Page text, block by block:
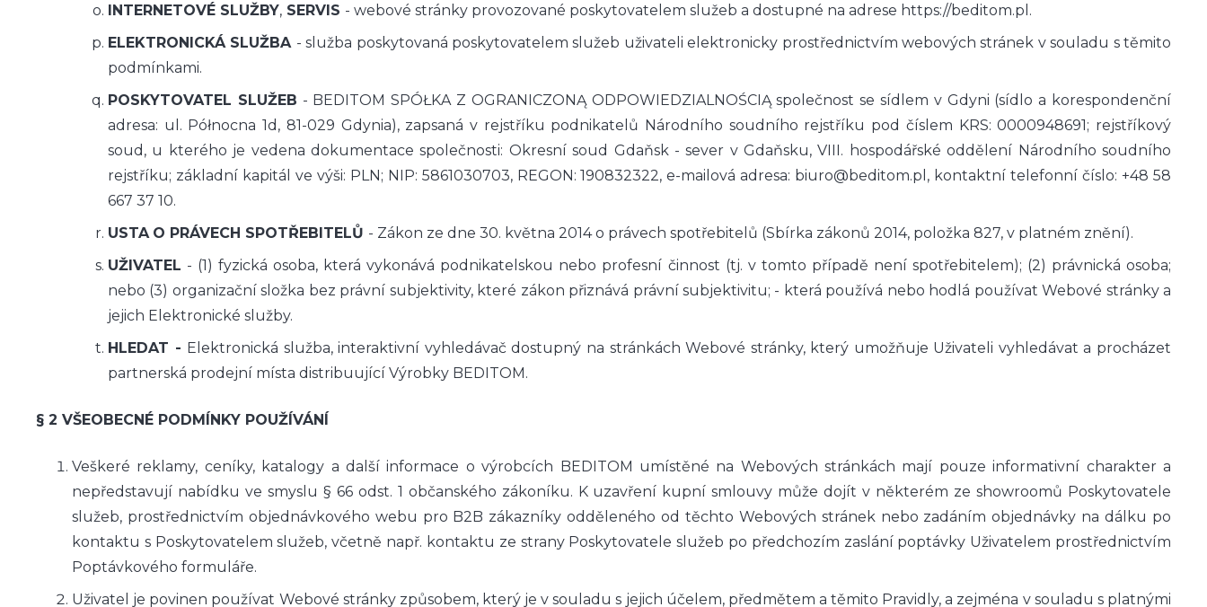
INTERNETOVÉ SLUŽBY, SERVIS - webové stránky provozované poskytovatelem služeb a dostupné na adrese https://beditom.pl.
ELEKTRONICKÁ SLUŽBA - služba poskytovaná poskytovatelem služeb uživateli elektronicky prostřednictvím webových stránek v souladu s těmito
podmínkami.
POSKYTOVATEL SLUŽEB - BEDITOM SPÓŁKA Z OGRANICZONĄ ODPOWIEDZIALNOŚCIĄ společnost se sídlem v Gdyni (sídlo a korespondenční
adresa: ul. Północna 1d, 81-029 Gdynia), zapsaná v rejstříku podnikatelů Národního soudního rejstříku pod číslem KRS: 0000948691; rejstříkový
soud, u kterého je vedena dokumentace společnosti: Okresní soud Gdaňsk - sever v Gdaňsku, VIII. hospodářské oddělení Národního soudního
rejstříku; základní kapitál ve výši: PLN; NIP: 5861030703, REGON: 190832322, e-mailová adresa: biuro@beditom.pl, kontaktní telefonní číslo: +48 58
667 37 10.
USTA O PRÁVECH SPOTŘEBITELŮ - Zákon ze dne 30. května 2014 o právech spotřebitelů (Sbírka zákonů 2014, položka 827, v platném znění).
UŽIVATEL - (1) fyzická osoba, která vykonává podnikatelskou nebo profesní činnost (tj. v tomto případě není spotřebitelem); (2) právnická osoba;
nebo (3) organizační složka bez právní subjektivity, které zákon přiznává právní subjektivitu; - která používá nebo hodlá používat Webové stránky a
jejich Elektronické služby.
HLEDAT - Elektronická služba, interaktivní vyhledávač dostupný na stránkách Webové stránky, který umožňuje Uživateli vyhledávat a procházet
partnerská prodejní místa distribuující Výrobky BEDITOM.
§ 2 VŠEOBECNÉ PODMÍNKY POUŽÍVÁNÍ
Veškeré reklamy, ceníky, katalogy a další informace o výrobcích BEDITOM umístěné na Webových stránkách mají pouze informativní charakter a
nepředstavují nabídku ve smyslu § 66 odst. 1 občanského zákoníku. K uzavření kupní smlouvy může dojít v některém ze showroomů Poskytovatele
služeb, prostřednictvím objednávkového webu pro B2B zákazníky odděleného od těchto Webových stránek nebo zadáním objednávky na dálku po
kontaktu s Poskytovatelem služeb, včetně např. kontaktu ze strany Poskytovatele služeb po předchozím zaslání poptávky Uživatelem prostřednictvím
Poptávkového formuláře.
Uživatel je povinen používat Webové stránky způsobem, který je v souladu s jejich účelem, předmětem a těmito Pravidly, a zejména v souladu s platnými